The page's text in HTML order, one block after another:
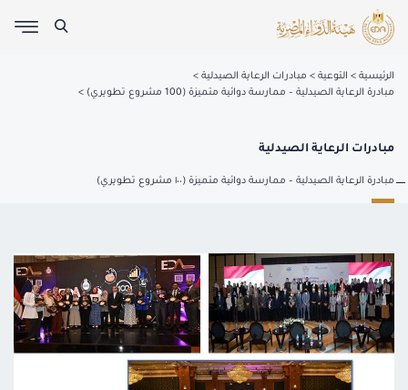
الرئيسية التوعية
مبادرات الرعاية الصيدلية
مبادرة الرعاية الصيدلية – ممارسة دوائية متميزة (100 مشروع تطويري)
مبادرات الرعاية الصيدلية
مبادرة الرعاية الصيدلية – ممارسة دوائية متميزة (١٠٠ مشروع تطويري)